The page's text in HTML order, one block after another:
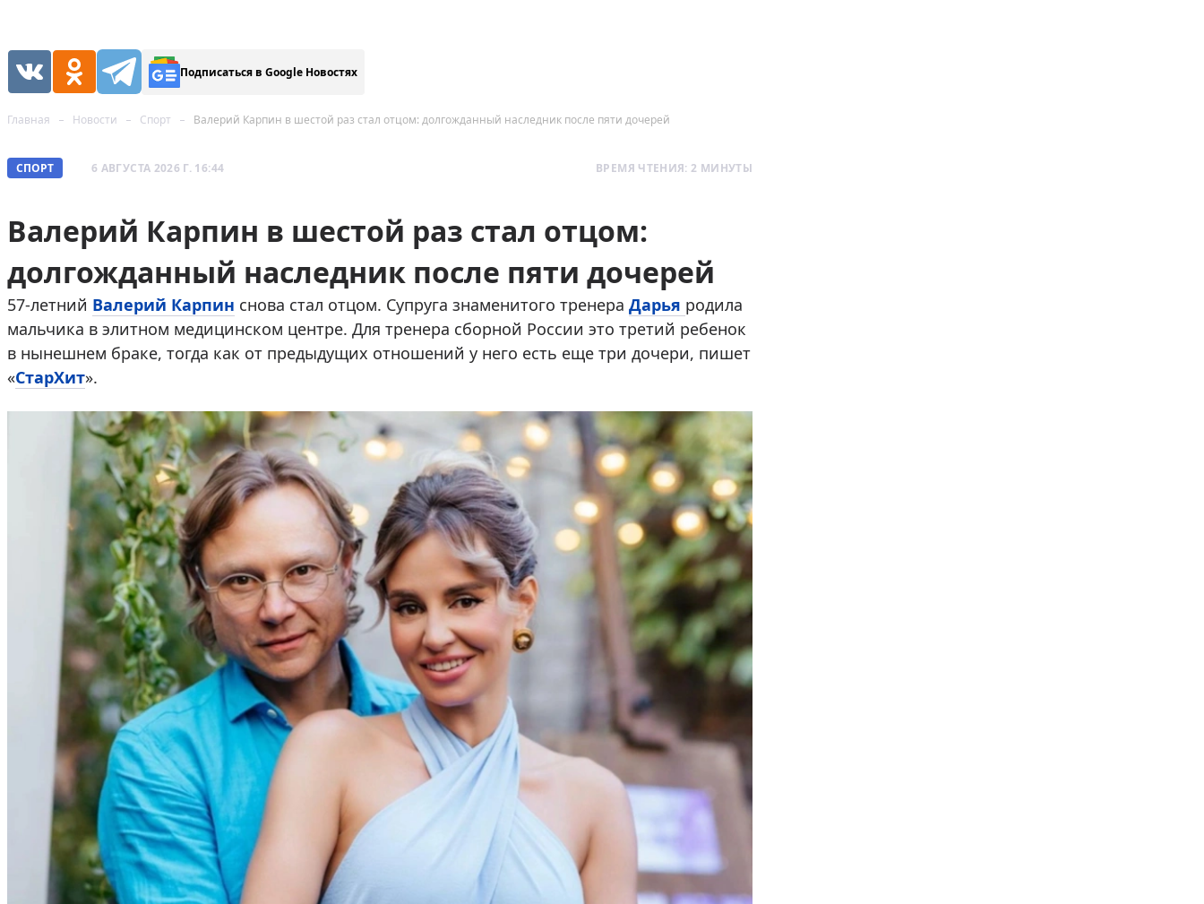
Подписаться в Google Новостях
Главная Новости Спорт Валерий Карпин в шестой раз стал отцом: долгожданный наследник после пяти дочерей
СПОРТ 6 АВГУСТА 2026 Г. 16:44 ВРЕМЯ ЧТЕНИЯ: 2 МИНУТЫ
Валерий Карпин в шестой раз стал отцом:
долгожданный наследник после пяти дочерей
57-летний Валерий Карпин снова стал отцом. Супруга знаменитого тренера Дарья родила
мальчика в элитном медицинском центре. Для тренера сборной России это третий ребенок
в нынешнем браке, тогда как от предыдущих отношений у него есть еще три дочери, пишет
«СтарХит».